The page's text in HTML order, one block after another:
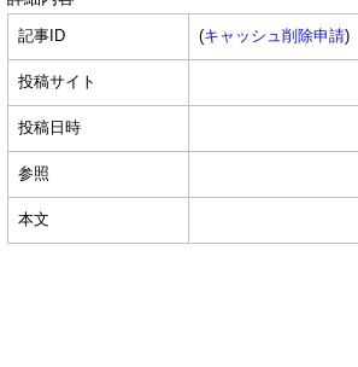
記事ID (キャッシュ削除申請)
投稿サイト
投稿日時
参照
本文